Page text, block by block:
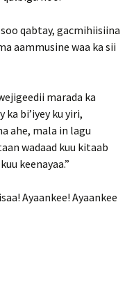
qabtay, gacmihiisiina
aammusine waa ka sii
marada ka
ka bi’iyey ku yiri,
ahe, mala in lagu
wadaad kuu kitaab
keenayaa.”
Ayaankee! Ayaankee